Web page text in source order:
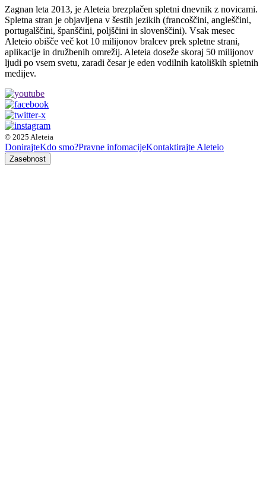
Zagnan leta 2013, je Aleteia brezplačen spletni dnevnik z novicami.
Spletna stran je objavljena v šestih jezikih (francoščini, angleščini,
portugalščini, španščini, poljščini in slovenščini). Vsak mesec
Aleteio obišče več kot 10 milijonov bralcev prek spletne strani,
aplikacije in družbenih omrežij. Aleteia doseže skoraj 50 milijonov
ljudi po vsem svetu, zaradi česar je eden vodilnih katoliških spletnih
medijev.
© 2025 Aleteia
DonirajteKdo smo?Pravne infomacijeKontaktirajte Aleteio
Zasebnost